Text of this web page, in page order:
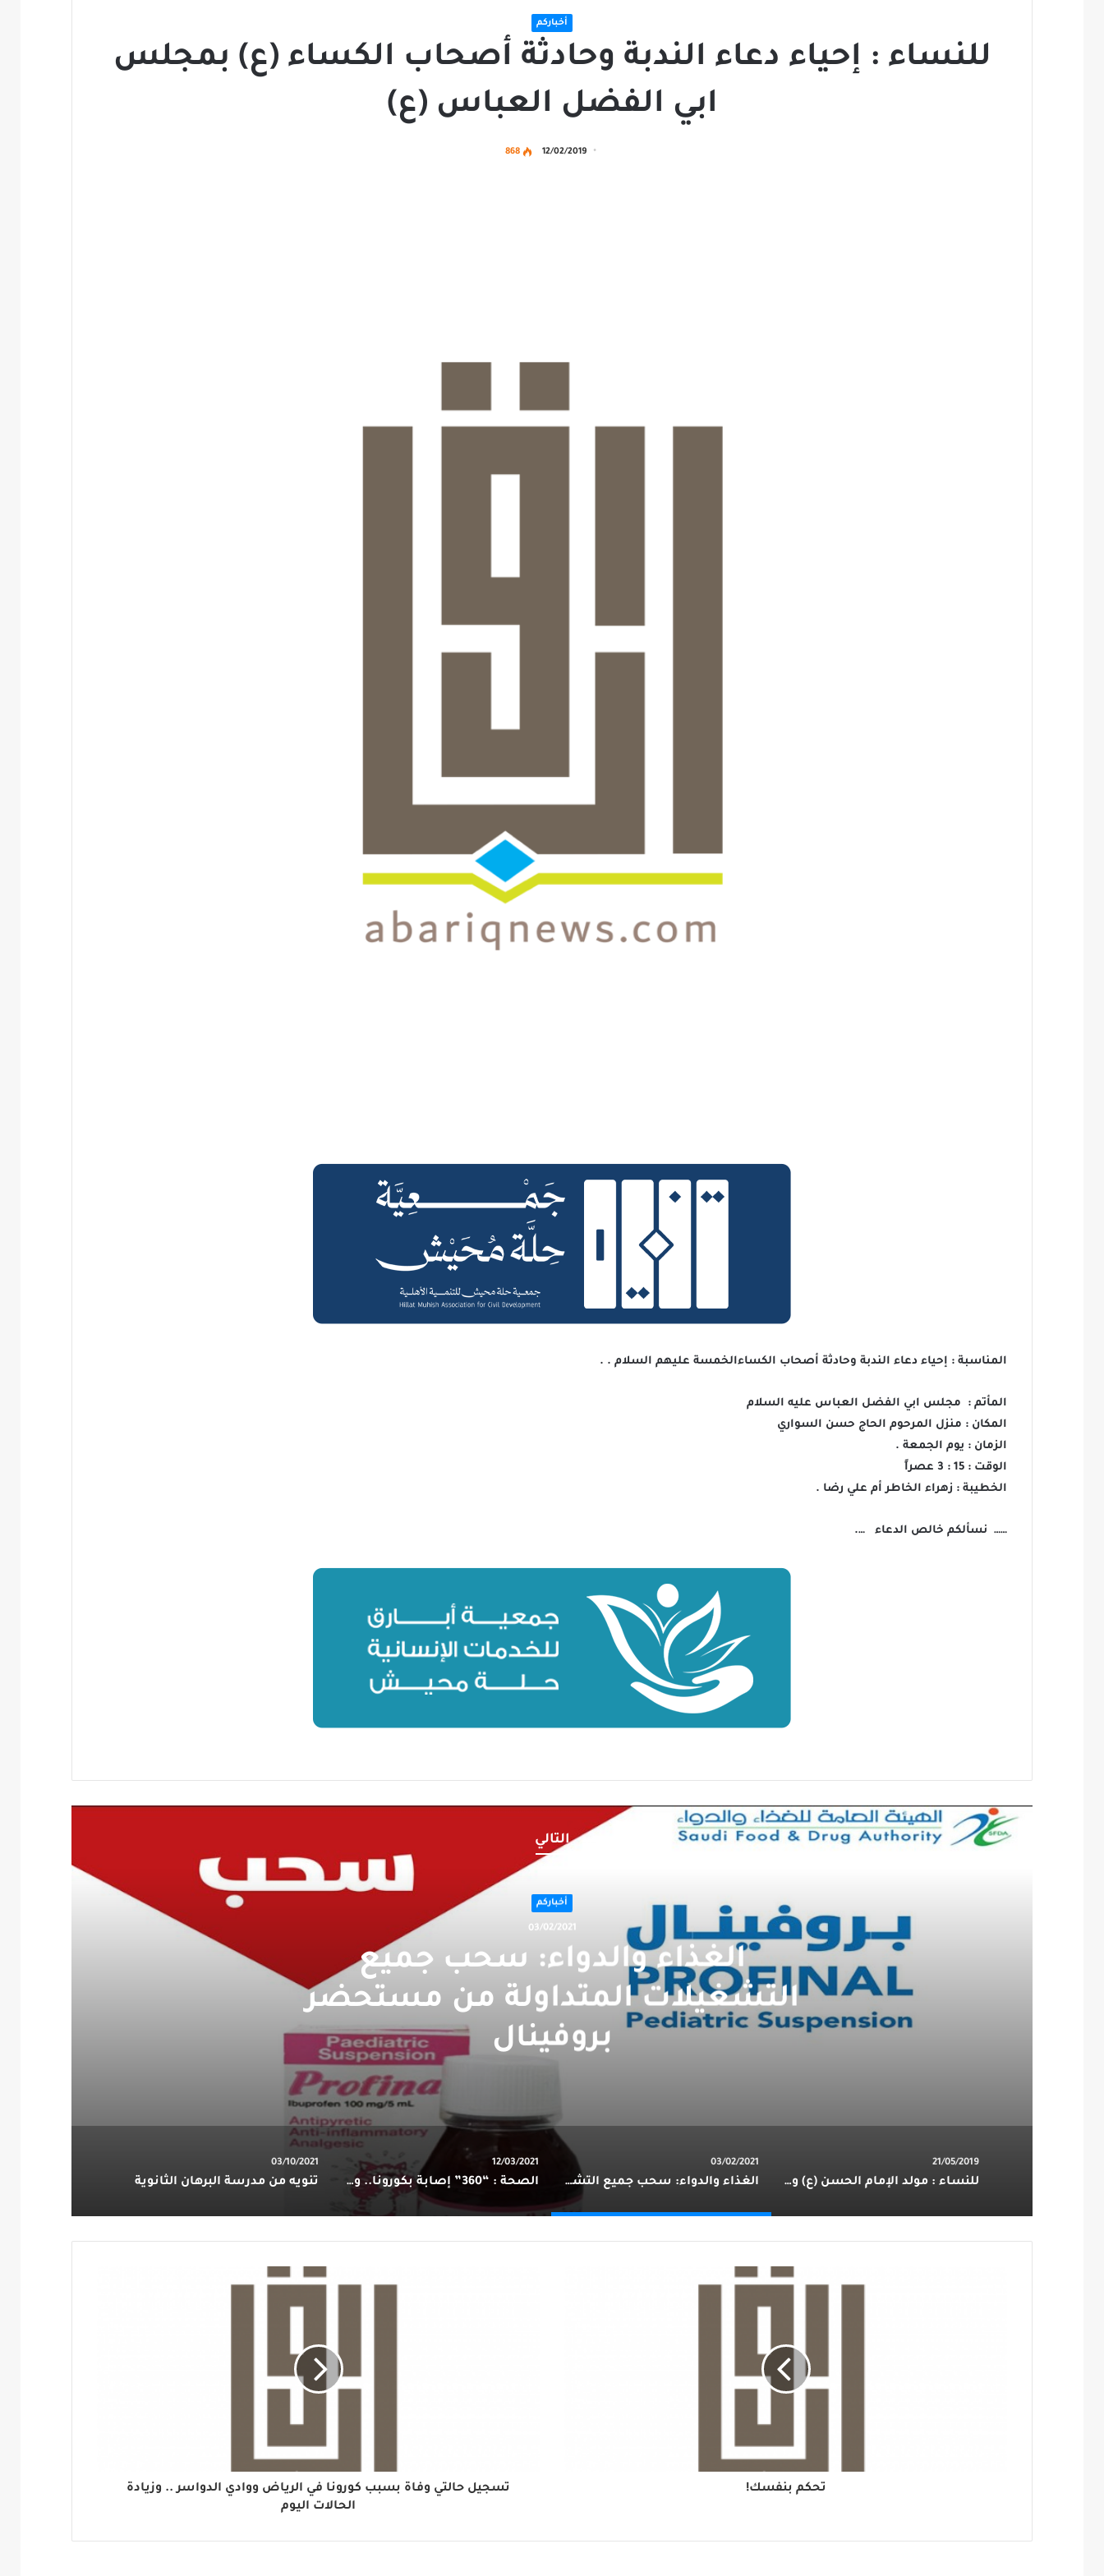
أخباركم
للنساء : إحياء دعاء الندبة وحادثة أصحاب الكساء (ع) بمجلس
ابي الفضل العباس (ع)
12/02/2019
868
المناسبة : إحياء دعاء الندبة وحادثة أصحاب الكساءالخمسة عليهم السلام . .
المأتم : مجلس ابي الفضل العباس عليه السلام
المكان : منزل المرحوم الحاج حسن السواري
الزمان : يوم الجمعة .
الوقت : 15 : 3 عصراً
الخطيبة : زهراء الخاطر أم علي رضا .
…… نسألكم خالص الدعاء ….
التالي
أخباركم
03/02/2021
‏‏الغذاء والدواء: سحب جميع
التشغيلات المتداولة من مستحضر
بروفينال
21/05/2019
للنساء : مولد الإمام الحسن (ع) والحجة (عج) بمجلس أم البنين عليها السلام
03/02/2021
‏‏الغذاء والدواء: سحب جميع التشغيلات المتداولة من مستحضر بروفينال
12/03/2021
الصحة : “360” إصابة بكورونا.. وتعافي 367 حالة خلال ال24 ساعة الماضية
03/10/2021
تنويه من مدرسة البرهان الثانوية
تحكم بنفسك!
تسجيل حالتي وفاة بسبب كورونا في الرياض ووادي الدواسر .. وزيادة
الحالات اليوم